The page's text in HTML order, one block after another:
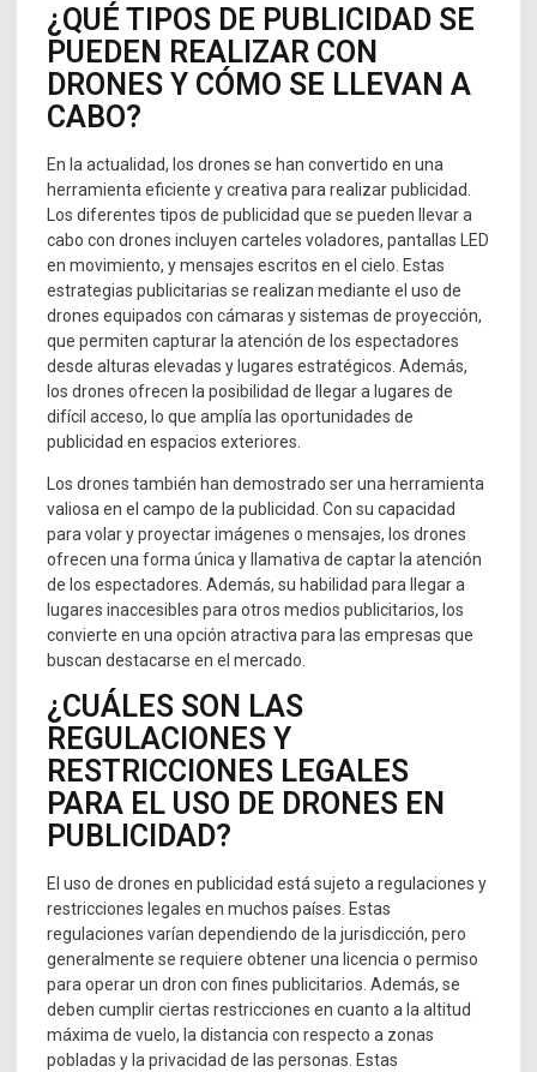
¿QUÉ TIPOS DE PUBLICIDAD SE
PUEDEN REALIZAR CON
DRONES Y CÓMO SE LLEVAN A
CABO?
En la actualidad, los drones se han convertido en una
herramienta eficiente y creativa para realizar publicidad.
Los diferentes tipos de publicidad que se pueden llevar a
cabo con drones incluyen carteles voladores, pantallas LED
en movimiento, y mensajes escritos en el cielo. Estas
estrategias publicitarias se realizan mediante el uso de
drones equipados con cámaras y sistemas de proyección,
que permiten capturar la atención de los espectadores
desde alturas elevadas y lugares estratégicos. Además,
los drones ofrecen la posibilidad de llegar a lugares de
difícil acceso, lo que amplía las oportunidades de
publicidad en espacios exteriores.
Los drones también han demostrado ser una herramienta
valiosa en el campo de la publicidad. Con su capacidad
para volar y proyectar imágenes o mensajes, los drones
ofrecen una forma única y llamativa de captar la atención
de los espectadores. Además, su habilidad para llegar a
lugares inaccesibles para otros medios publicitarios, los
convierte en una opción atractiva para las empresas que
buscan destacarse en el mercado.
¿CUÁLES SON LAS
REGULACIONES Y
RESTRICCIONES LEGALES
PARA EL USO DE DRONES EN
PUBLICIDAD?
El uso de drones en publicidad está sujeto a regulaciones y
restricciones legales en muchos países. Estas
regulaciones varían dependiendo de la jurisdicción, pero
generalmente se requiere obtener una licencia o permiso
para operar un dron con fines publicitarios. Además, se
deben cumplir ciertas restricciones en cuanto a la altitud
máxima de vuelo, la distancia con respecto a zonas
pobladas y la privacidad de las personas. Estas